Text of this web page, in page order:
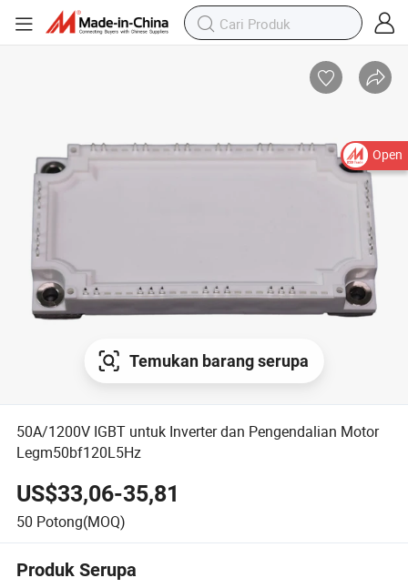
Open
Temukan barang serupa
50A/1200V IGBT untuk Inverter dan Pengendalian Motor
Legm50bf120L5Hz
US$33,06-35,81
50 Potong(MOQ)
Produk Serupa